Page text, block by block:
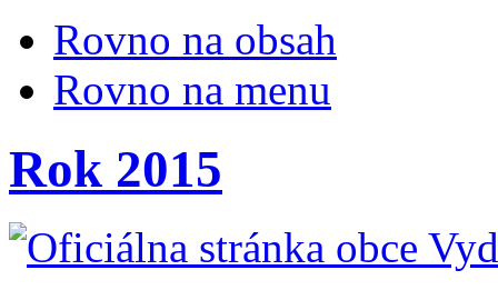
Rovno na obsah
Rovno na menu
Rok 2015